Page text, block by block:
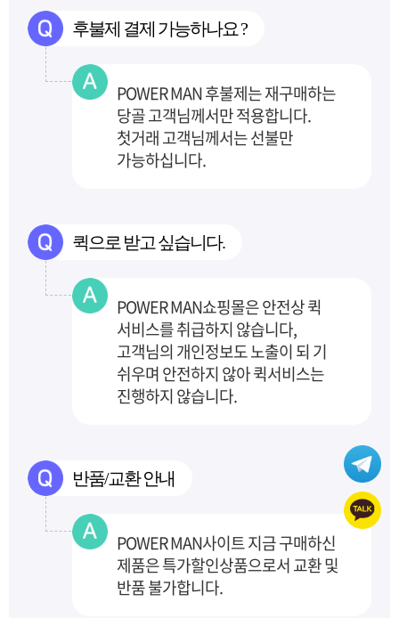
후불제 결제 가능하나요 ?
POWER MAN 후불제는 재구매하는
당골 고객님께서만 적용합니다.
첫거래 고객님께서는 선불만
가능하십니다.
퀵으로 받고 싶습니다.
POWER MAN쇼핑몰은 안전상 퀵
서비스를 취급하지 않습니다,
고객님의 개인정보도 노출이 되 기
쉬우며 안전하지 않아 퀵서비스는
진행하지 않습니다.
반품/교환 안내
POWER MAN사이트 지금 구매하신
제품은 특가할인상품으로서 교환 및
반품 불가합니다.